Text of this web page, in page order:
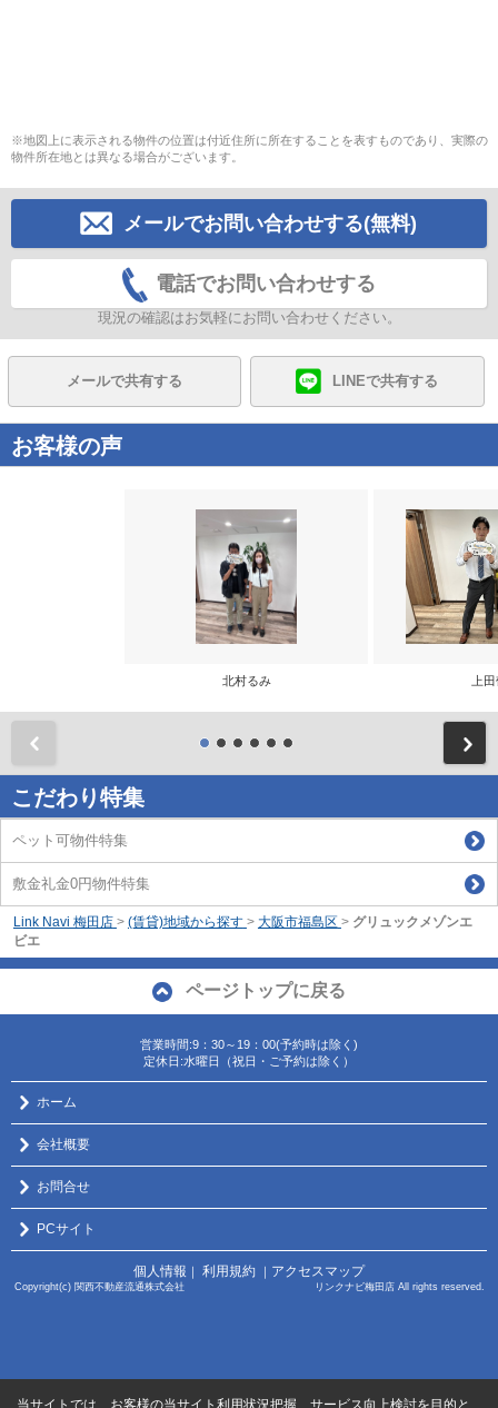
※地図上に表示される物件の位置は付近住所に所在することを表すものであり、実際の
物件所在地とは異なる場合がございます。
メールでお問い合わせする(無料)
電話でお問い合わせする
現況の確認はお気軽にお問い合わせください。
メールで共有する LINEで共有する
お客様の声
北村るみ 上
こだわり特集
ペット可物件特集
敷金礼金0円物件特集
Link Navi 梅田店 > (賃貸)地域から探す > 大阪市福島区 > グリュックメゾンエ
ビエ
ページトップに戻る
営業時間:9：30～19：00(予約時は除く)
定休日:水曜日（祝日・ご予約は除く）
ホーム
会社概要
お問合せ
PCサイト
個人情報 利用規約 アクセスマップ
Copyright(c) 関西不動産流通株式会社 リンクナビ梅田店 All rights reserved.
当サイトでは、お客様の当サイト利用状況把握、サービス向上検討を目的と